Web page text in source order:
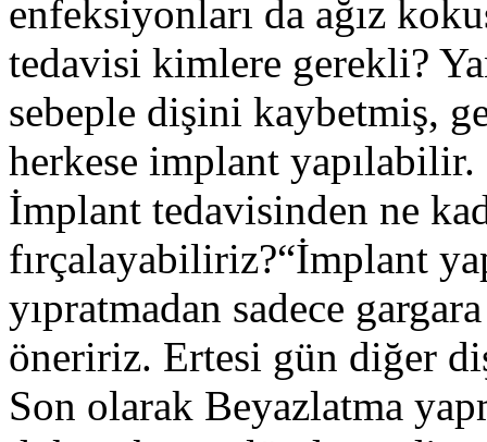
enfeksiyonları da ağız
tedavisi kimlere gerekli?
sebeple dişini kaybetmiş,
herkese implant
İmplant tedavisinden ne
fırçalayabiliriz?“İmplant
yıpratmadan sadece
öneririz. Ertesi gün diğer
Son olarak Beyazlatma